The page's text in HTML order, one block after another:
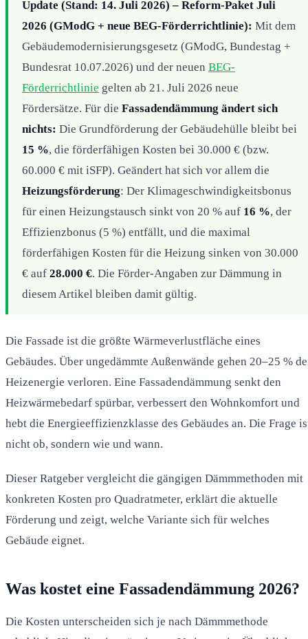
Update (Stand: 14. Juli 2026) – Reform-Paket Juli
2026 (GModG + neue BEG-Förderrichtlinie): Mit dem
Gebäudemodernisierungsgesetz (GModG, Bundestag +
Bundesrat 10.07.2026) und der neuen BEG-
Förderrichtlinie gelten ab 21. Juli 2026 neue
Fördersätze. Für die Fassadendämmung ändert sich
nichts: Die Grundförderung der Gebäudehülle bleibt bei
15 %, die förderfähigen Kosten bei 30.000 € (bzw.
60.000 € mit iSFP). Geändert hat sich vor allem die
Heizungsförderung: Der Klimageschwindigkeitsbonus
für einen Heizungstausch sinkt von 20 % auf 16 %, der
Effizienzbonus (5 %) entfällt, und die maximal
förderfähigen Kosten für die Heizung sinken von 30.000
€ auf 28.000 €. Die Förder-Angaben zur Dämmung in
diesem Artikel bleiben damit gültig.
Die Fassade ist die größte Wärmeverlustfläche eines
Gebäudes. Über ungedämmte Außenwände gehen 20–25 %
Heizenergie verloren. Eine Fassadendämmung senkt den
Heizwärmebedarf spürbar, verbessert den Wohnkomfort und
hebt die Energieeffizienzklasse des Gebäudes an. Die Frage
nicht ob, sondern wie und wann.
Dieser Ratgeber vergleicht die gängigen Dämmmethoden mit
konkreten Kosten pro Quadratmeter, erklärt die aktuelle
Förderung und zeigt, welche Variante sich für welches
Gebäude eignet.
Was kostet eine Fassadendämmung 2026?
Die Kosten unterscheiden sich je nach Dämmmethode